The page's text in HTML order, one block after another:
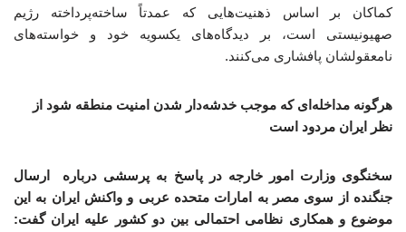
کماکان بر اساس ذهنیت‌هایی که عمدتاً ساخته‌پرداخته رژیم
صهیونیستی است، بر دیدگاه‌های یکسویه خود و خواسته‌های
نامعقولشان پافشاری می‌کنند.
هرگونه مداخله‌ای که موجب خدشه‌دار شدن امنیت منطقه شود از
نظر ایران مردود است
سخنگوی وزارت امور خارجه در پاسخ به پرسشی درباره ارسال
جنگنده از سوی مصر به امارات متحده عربی و واکنش ایران به این
موضوع و همکاری نظامی احتمالی بین دو کشور علیه ایران گفت: